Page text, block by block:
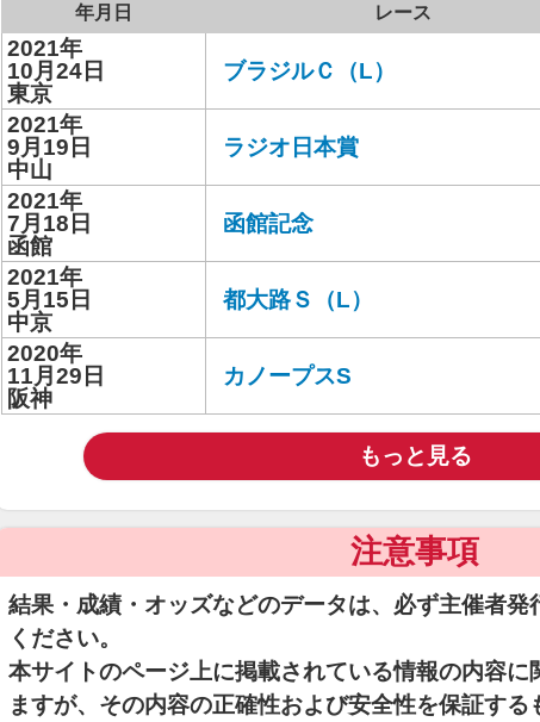
年月日 レース
2021年
10月24日
東京
ブラジルＣ（L）
2021年
9月19日
中山
ラジオ日本賞
2021年
7月18日
函館
函館記念
2021年
5月15日
中京
都大路Ｓ（L）
2020年
11月29日
阪神
カノープスS
もっと見る
注意事項
結果・成績・オッズなどのデータは、必ず主催者発
ください。
本サイトのページ上に掲載されている情報の内容に
ますが、その内容の正確性および安全性を保証す